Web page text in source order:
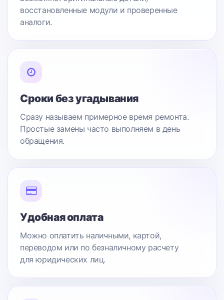
восстановленные модули и проверенные
аналоги.
Сроки без угадывания
Сразу называем примерное время ремонта.
Простые замены часто выполняем в день
обращения.
Удобная оплата
Можно оплатить наличными, картой,
переводом или по безналичному расчету
для юридических лиц.